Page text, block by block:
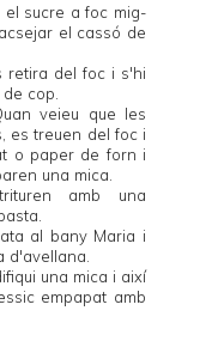
el sucre a foc mig-
el cassó de
retira del foc i s'hi
cop.
veieu que les
es treuen del foc i
o paper de forn i
una mica.
amb una
al bany Maria i
d'avellana.
una mica i així
empapat amb